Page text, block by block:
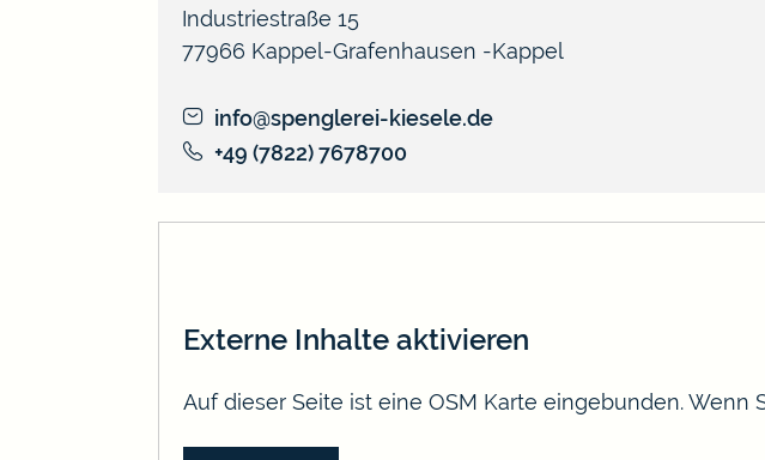
Kappel
Industriestraße 15
77966 Kappel-Grafenhausen
info@spenglerei-kiesele.de
+49 (7822) 7678700
Externe Inhalte aktivieren
Auf dieser Seite ist eine OSM Karte eingebunden.